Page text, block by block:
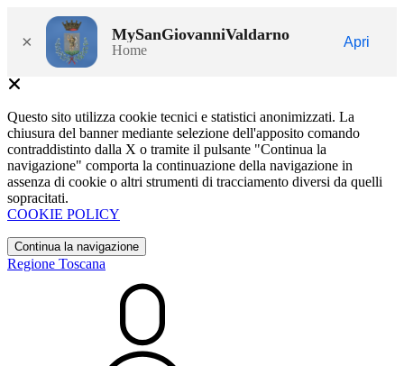
× MySanGiovanniValdarno
Home
Apri
Questo sito utilizza cookie tecnici e statistici anonimizzati. La
chiusura del banner mediante selezione dell'apposito comando
contraddistinto dalla X o tramite il pulsante "Continua la
navigazione" comporta la continuazione della navigazione in
assenza di cookie o altri strumenti di tracciamento diversi da quelli
sopracitati.
COOKIE POLICY
Continua la navigazione
Regione Toscana